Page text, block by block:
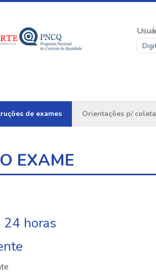
de exames Orientações p/ coleta
EXAME
24 horas